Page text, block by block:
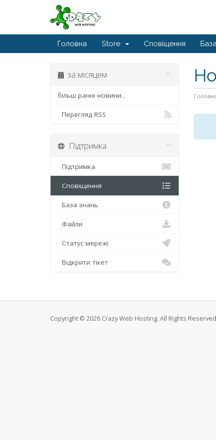
Головна Store Сповіщення
Головна
за місяцем
більш ранні новини...
Перегляд RSS
Підтримка
Підтримка
Сповіщення
База знань
Файли
Статус мережі
Відкрити тікет
Copyright © 2026 Crazy Web Hosting. All Rights